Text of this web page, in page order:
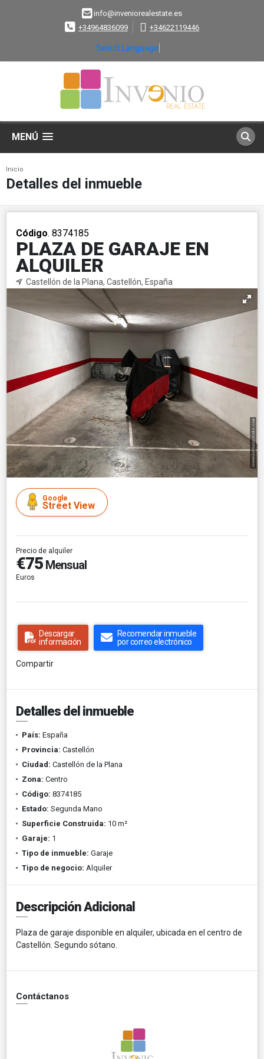
info@inveniorealestate.es
+34964836099
+34622119446
Select Language
MENÚ
Inicio
Detalles del inmueble
Código. 8374185
PLAZA DE GARAJE EN
ALQUILER
Castellón de la Plana, Castellón, España
Google
Street View
Precio de alquiler
€75 Mensual
Euros
Descargar
información
Recomendar inmueble
por correo electrónico
Compartir
Detalles del inmueble
País: España
Provincia: Castellón
Ciudad: Castellón de la Plana
Zona: Centro
Código: 8374185
Estado: Segunda Mano
Superficie Construida: 10 m²
Garaje: 1
Tipo de inmueble: Garaje
Tipo de negocio: Alquiler
Descripción Adicional
Plaza de garaje disponible en alquiler, ubicada en el centro de
Castellón. Segundo sótano.
Contáctanos